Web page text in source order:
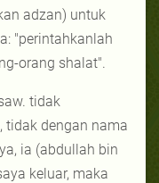
adzan) untuk
"perintahkanlah
orang shalat".
tidak
tidak dengan nama
ia (abdullah bin
keluar, maka